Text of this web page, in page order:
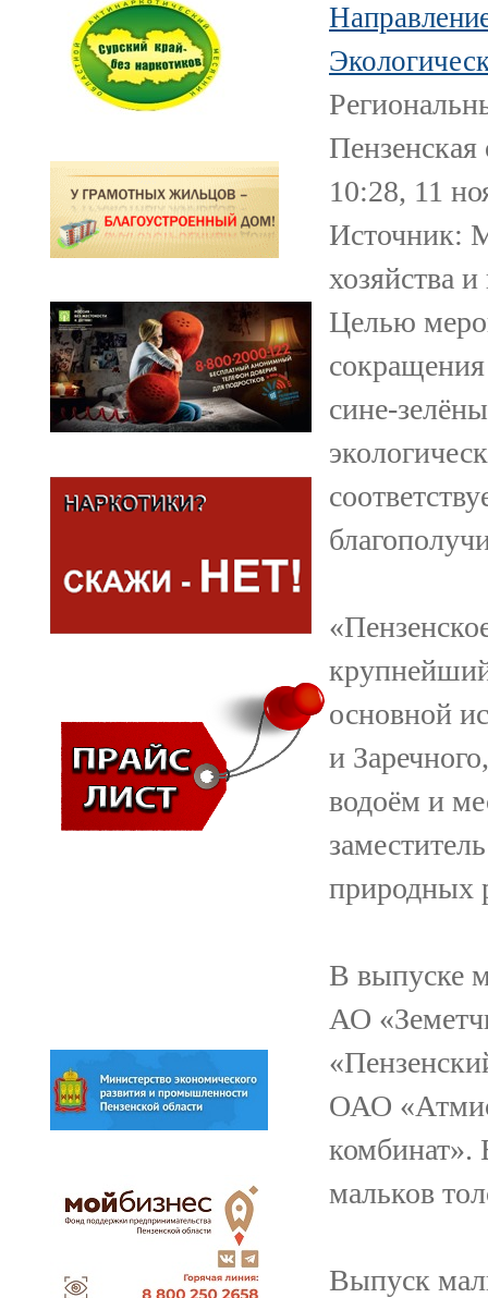
Пензенская
10:28, 11
Источник:
хозяйства
Целью
сине-
основной
и
водоём и
природных
В выпуске
АО
ОАО
комбинат».
мальков
Выпуск